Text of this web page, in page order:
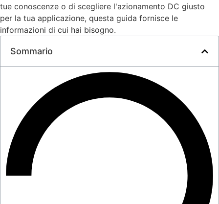
tue conoscenze o di scegliere l'azionamento DC giusto
per la tua applicazione, questa guida fornisce le
informazioni di cui hai bisogno.
Sommario